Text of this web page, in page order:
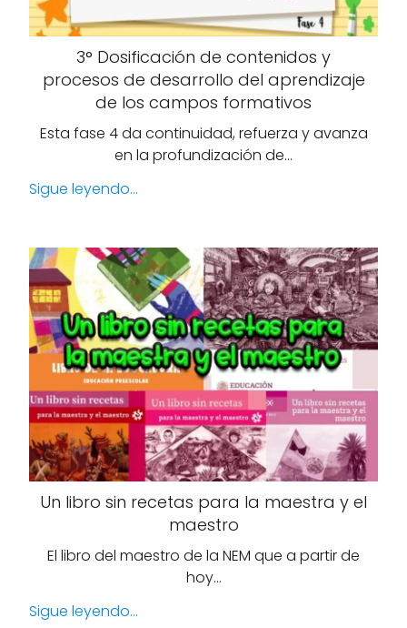
3° Dosificación de contenidos y
procesos de desarrollo del aprendizaje
de los campos formativos
Esta fase 4 da continuidad, refuerza y avanza
en la profundización de…
Sigue leyendo...
Un libro sin recetas para la maestra y el
maestro
El libro del maestro de la NEM que a partir de
hoy…
Sigue leyendo...